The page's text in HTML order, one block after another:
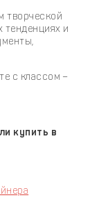
творческой
и
с классом –
купить в